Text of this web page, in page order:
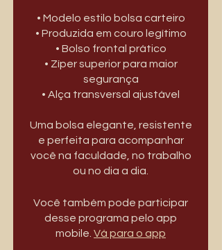
• Modelo estilo bolsa carteiro
• Produzida em couro legítimo
• Bolso frontal prático
• Zíper superior para maior
segurança
• Alça transversal ajustável
Uma bolsa elegante, resistente
e perfeita para acompanhar
você na faculdade, no trabalho
Você também pode participar
desse programa pelo app
mobile. Vá para o app